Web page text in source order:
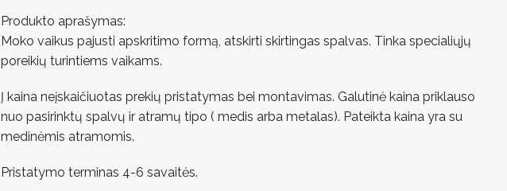
Produkto aprašymas:
Moko vaikus pajusti apskritimo formą, atskirti skirtingas spalvas. Tinka specialiųjų
poreikių turintiems vaikams.
Į kaina neįskaičiuotas prekių pristatymas bei montavimas. Galutinė kaina priklauso
nuo pasirinktų spalvų ir atramų tipo ( medis arba metalas). Pateikta kaina yra su
medinėmis atramomis.
Pristatymo terminas 4-6 savaitės.